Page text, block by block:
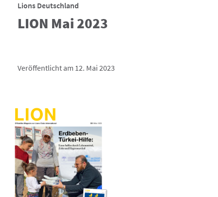
Lions Deutschland
LION Mai 2023
Veröffentlicht am 12. Mai 2023